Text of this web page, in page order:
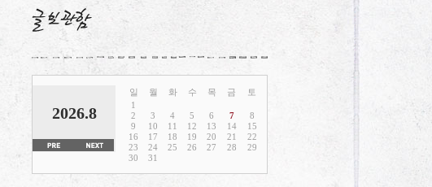
2026.8
일 월 화 수 목 금
토
1
2
3 4 5 6 7
8
9
10 11 12 13 14
15
16
17 18 19 20 21
22
23
24 25 26 27 28
29
30
31